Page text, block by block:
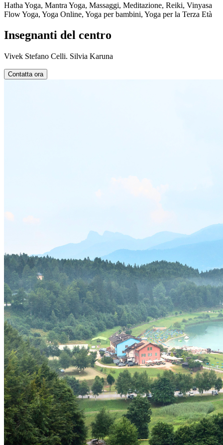
Hatha Yoga, Mantra Yoga, Massaggi, Meditazione, Reiki, Vinyasa
Flow Yoga, Yoga Online, Yoga per bambini, Yoga per la Terza Età
Insegnanti del centro
Vivek Stefano Celli. Silvia Karuna
Contatta ora